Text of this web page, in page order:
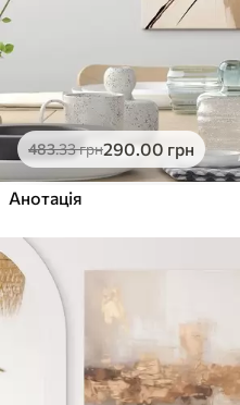
483.33грн290.00 грн
Анотація